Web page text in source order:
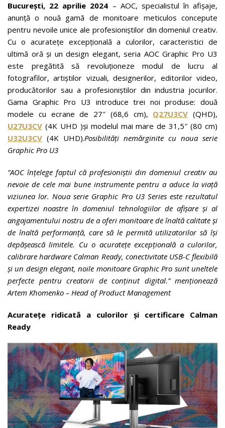
București, 22 aprilie 2024 – AOC, specialistul în afișaje,
anunță o nouă gamă de monitoare meticulos concepute
pentru nevoile unice ale profesioniștilor din domeniul creativ.
Cu o acuratețe excepțională a culorilor, caracteristici de
ultimă oră și un design elegant, seria AOC Graphic Pro U3
este pregătită să revoluționeze modul de lucru al
fotografilor, artiștilor vizuali, designerilor, editorilor video,
producătorilor sau a profesioniștilor din industria jocurilor.
Gama Graphic Pro U3 introduce trei noi produse: două
modele cu ecrane de 27″ (68,6 cm), Q27U3CV (QHD),
U27U3CV (4K UHD )și modelul mai mare de 31,5″ (80 cm)
U32U3CV (4K UHD).Posibilități nemărginite cu noua serie
Graphic Pro U3
“AOC înțelege faptul că profesioniștii din domeniul creativ au
nevoie de cele mai bune instrumente pentru a aduce la viață
viziunea lor. Noua serie Graphic Pro U3 Series este rezultatul
expertizei noastre în domeniul tehnologiilor de afișare și al
angajamentului nostru de a oferi monitoare de înaltă calitate și
de înaltă performanță, care să le permită utilizatorilor să își
depășească limitele. Cu o acuratețe excepțională a culorilor,
calibrare hardware Calman Ready, conectivitate USB-C flexibilă
și un design elegant, noile monitoare Graphic Pro sunt uneltele
perfecte pentru creatorii de conținut digital.” menționează
Artem Khomenko – Head of Product Management
Acuratețe ridicată a culorilor și certificare Calman
Ready